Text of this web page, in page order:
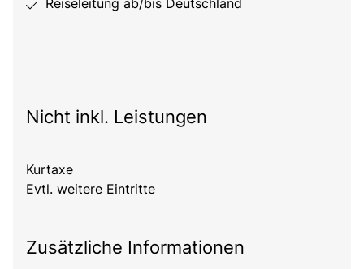
Nicht inkl. Leistungen
Kurtaxe
Evtl. weitere Eintritte
Zusätzliche Informationen